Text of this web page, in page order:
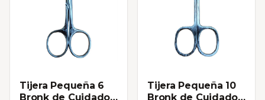
Tijera Pequeña 6
Bronk de Cuidado
Tijera Pequeña 10
Bronk de Cuidado